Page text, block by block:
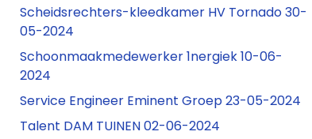
Scheidsrechters-kleedkamer HV Tornado 30-
05-2024
Schoonmaakmedewerker 1nergiek 10-06-
2024
Service Engineer Eminent Groep 23-05-2024
Talent DAM TUINEN 02-06-2024